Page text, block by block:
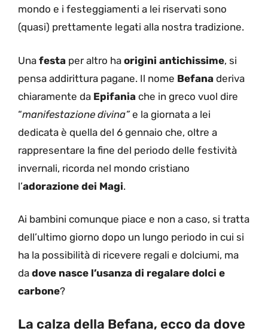
mondo e i festeggiamenti a lei riservati sono
(quasi) prettamente legati alla nostra tradizione.
Una festa per altro ha origini antichissime, si
pensa addirittura pagane. Il nome Befana deriva
chiaramente da Epifania che in greco vuol dire
“manifestazione divina”e la giornata a lei
dedicata è quella del 6 gennaio che, oltre a
rappresentare la fine del periodo delle festività
invernali, ricorda nel mondo cristiano
l’adorazione dei Magi.
Ai bambini comunque piace e non a caso, si tratta
dell’ultimo giorno dopo un lungo periodo in cui si
ha la possibilità di ricevere regali e dolciumi, ma
da dove nasce l’usanza di regalare dolci e
carbone?
La calza della Befana, ecco da dove